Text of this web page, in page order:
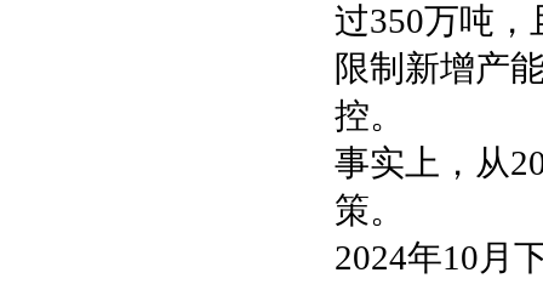
过350万吨，
限制新增产
控。
事实上，从
策。
2024年10月